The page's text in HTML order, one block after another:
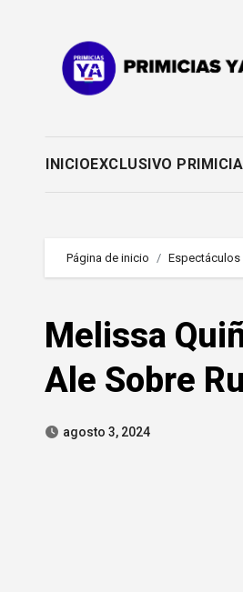
INICIOEXCLUSIVO
Página de inicio Espectáculos
Melissa
Ale Sobre
agosto 3, 2024